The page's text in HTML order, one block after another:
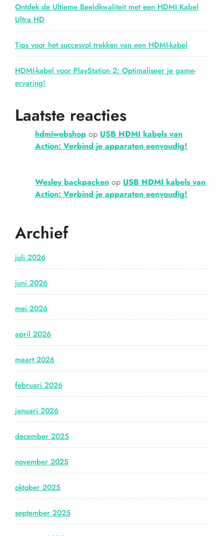
Ontdek de Ultieme Beeldkwaliteit met een HDMI Kabel
Ultra HD
Tips voor het succesvol trekken van een HDMI-kabel
HDMI-kabel voor PlayStation 2: Optimaliseer je game-
ervaring!
Laatste reacties
hdmiwebshop op USB HDMI kabels van
Action: Verbind je apparaten eenvoudig!
Wesley backpacken op USB HDMI kabels van
Action: Verbind je apparaten eenvoudig!
Archief
juli 2026
juni 2026
mei 2026
april 2026
maart 2026
februari 2026
januari 2026
december 2025
november 2025
oktober 2025
september 2025